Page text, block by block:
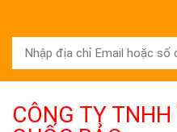
CÔNG TY